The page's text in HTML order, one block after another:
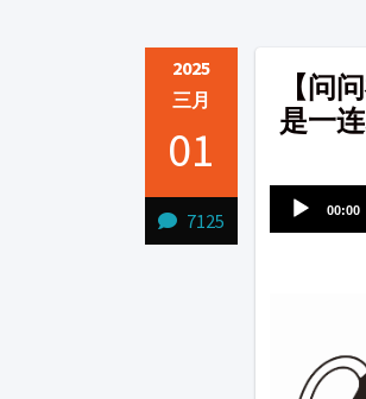
2025
三月
01
7125
【问
是一
Player
00:00